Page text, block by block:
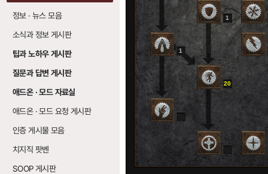
정보 · 뉴스 모음
소식과 정보 게시판
팁과 노하우 게시판
질문과 답변 게시판
애드온 · 모드 자료실
애드온 · 모드 요청 게시판
인증 게시물 모음
치지직 팟벤
SOOP 게시판
1 0
1
20
0